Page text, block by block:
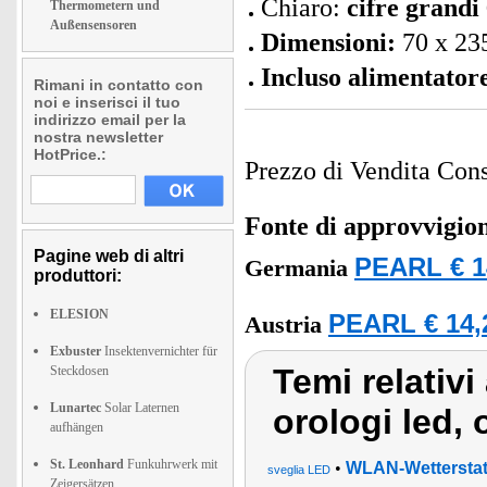
Thermometern und
Außensensoren
Rimani in contatto con
noi e inserisci il tuo
indirizzo email per la
nostra newsletter
HotPrice.:
Pagine web di altri
produttori:
ELESION
Exbuster Insektenvernichter für
Steckdosen
Lunartec Solar Laternen
aufhängen
St. Leonhard Funkuhrwerk mit
Zeigersätzen
Chiaro: cifre grandi
Dimensioni: 70 x
Incluso
Prezzo di Vendita
Fonte di
Germania PEARL €
Austria PEARL €
Temi
orologi led,
sveglia LED • WLAN-